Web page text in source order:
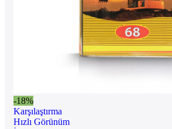
-18%
Karşılaştırma
Hızlı Görünüm